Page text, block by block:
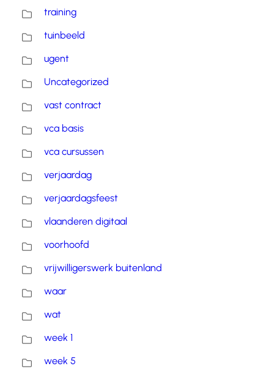
training
tuinbeeld
ugent
Uncategorized
vast contract
vca basis
vca cursussen
verjaardag
verjaardagsfeest
vlaanderen digitaal
voorhoofd
vrijwilligerswerk buitenland
waar
wat
week 1
week 5